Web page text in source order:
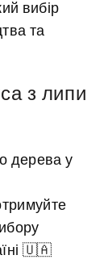
вибір
та
з липи
дерева у
🇺🇦